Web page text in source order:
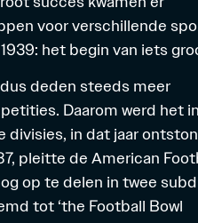
voor verschillende
het begin van iets
deden steeds meer
Daarom werd het
divisies, in dat jaar
pleitte de American
op te delen in twee
tot ‘the Football Bowl